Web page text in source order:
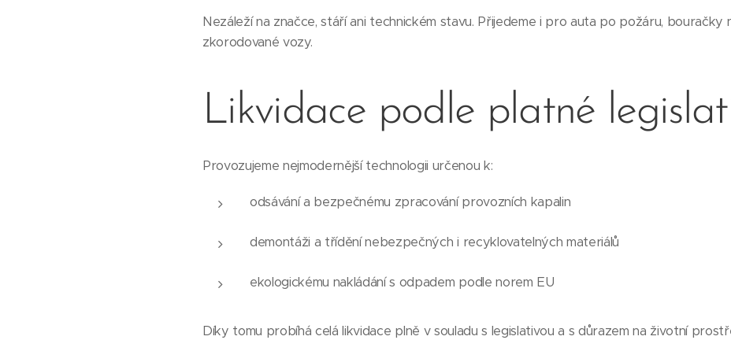
Nezáleží na značce, stáří ani technickém stavu. Přijedeme i pro auta po požáru, bouračky
zkorodované vozy.
Likvidace podle platné
Provozujeme nejmodernější technologii určenou k:
odsávání a bezpečnému zpracování provozních kapalin
demontáži a třídění nebezpečných i recyklovatelných materiálů
ekologickému nakládání s odpadem podle norem EU
Díky tomu probíhá celá likvidace plně v souladu s legislativou a s důrazem na životní